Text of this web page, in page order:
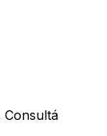
Consultá